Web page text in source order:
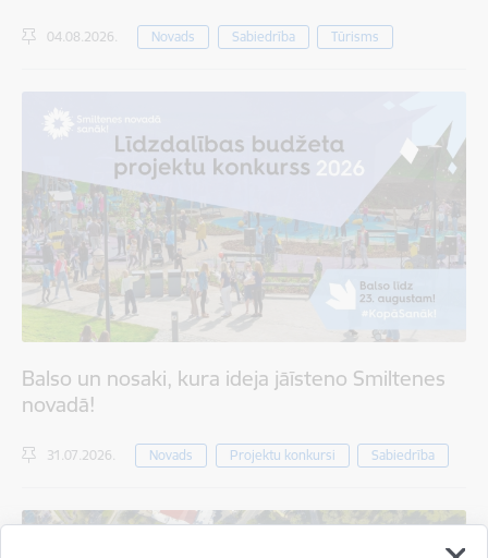
04.08.2026. Novads Sabiedrība Tūrisms
Balso un nosaki, kura ideja jāīsteno Smiltenes
novadā!
31.07.2026. Novads Projektu konkursi Sabiedrība